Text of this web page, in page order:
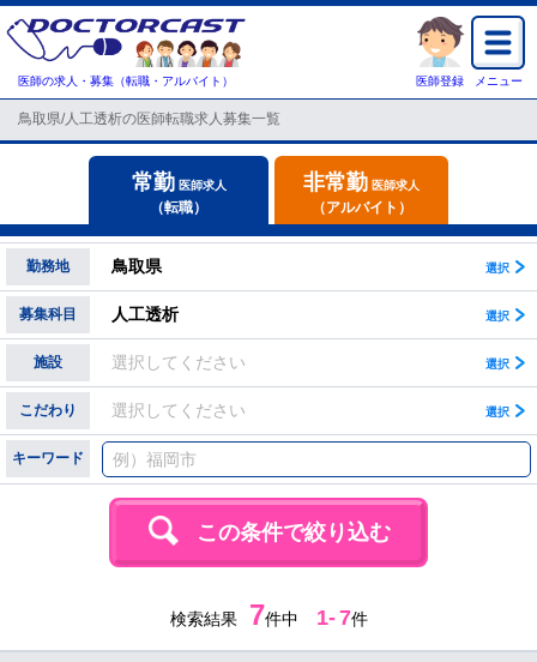
医師の求人・募集（転職・アルバイト） 医師登録 メニュー
鳥取県/人工透析の医師転職求人募集一覧
常勤 医師求人
（転職）
非常勤 医師求人
（アルバイト）
勤務地 鳥取県
募集科目 人工透析
施設 選択してください
こだわり 選択してください
キーワード
この条件で絞り込む
検索結果 7件中 1-7件